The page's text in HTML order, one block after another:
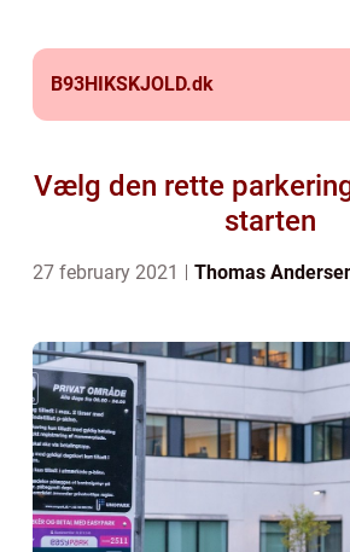
B93HIKSKJOLD.dk
Vælg den rette
starten
27 february 2021 Thomas